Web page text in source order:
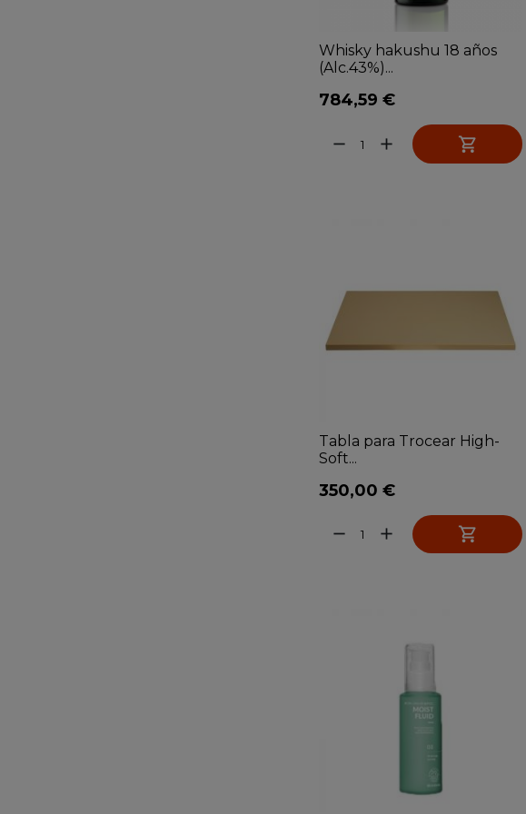
Whisky hakushu 18 años
(Alc.43%)...
784,59 €
remove add 
Tabla para Trocear High-
Soft...
350,00 €
remove add 